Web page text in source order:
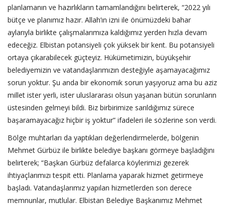
planlamanın ve hazırlıkların tamamlandığını belirterek, “2022 yılı
bütçe ve planımız hazır. Allah’ın izni ile önümüzdeki bahar
aylarıyla birlikte çalışmalarımıza kaldığımız yerden hızla devam
edeceğiz. Elbistan potansiyeli çok yüksek bir kent. Bu potansiyeli
ortaya çıkarabilecek güçteyiz. Hükümetimizin, büyükşehir
belediyemizin ve vatandaşlarımızın desteğiyle aşamayacağımız
sorun yoktur. Şu anda bir ekonomik sorun yaşıyoruz ama bu aziz
millet ister yerli, ister uluslararası olsun yaşanan bütün sorunların
üstesinden gelmeyi bildi. Biz birbirimize sarıldığımız sürece
başaramayacağız hiçbir iş yoktur” ifadeleri ile sözlerine son verdi.
Bölge muhtarları da yaptıkları değerlendirmelerde, bölgenin
Mehmet Gürbüz ile birlikte belediye başkanı görmeye başladığını
belirterek; “Başkan Gürbüz defalarca köylerimizi gezerek
ihtiyaçlarımızı tespit etti. Planlama yaparak hizmet getirmeye
başladı. Vatandaşlarımız yapılan hizmetlerden son derece
memnunlar, mutlular. Elbistan Belediye Başkanımız Mehmet